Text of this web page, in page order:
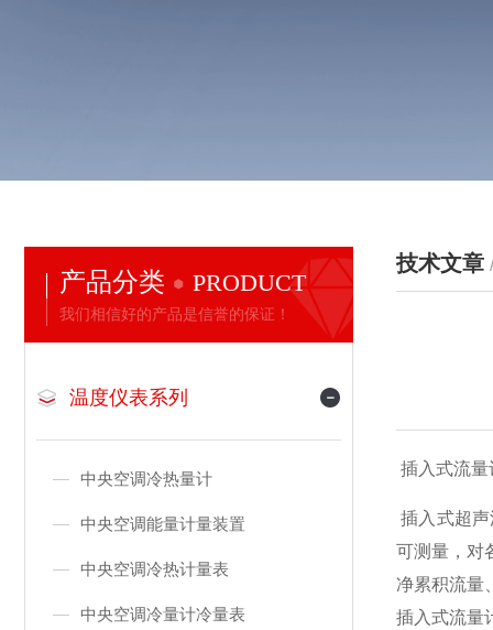
产品分类 PRODUCT
我们相信好的产品是信誉的保证！
温度仪表系列
中央空调冷热量计
中央空调能量计量装置
中央空调冷热计量表
中央空调冷量计冷量表
技术文章
插入式流
插入式超
可测量，对
净累积流量
插入式流